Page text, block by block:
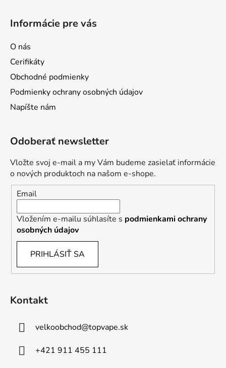
Informácie pre vás
O nás
Cerifikáty
Obchodné podmienky
Podmienky ochrany osobných údajov
Napíšte nám
Odoberať newsletter
Vložte svoj e-mail a my Vám budeme zasielať informácie
o nových produktoch na našom e-shope.
Email
Vložením e-mailu súhlasíte s podmienkami ochrany
osobných údajov
PRIHLÁSIŤ SA
Kontakt
velkoobchod@topvape.sk
+421 911 455 111